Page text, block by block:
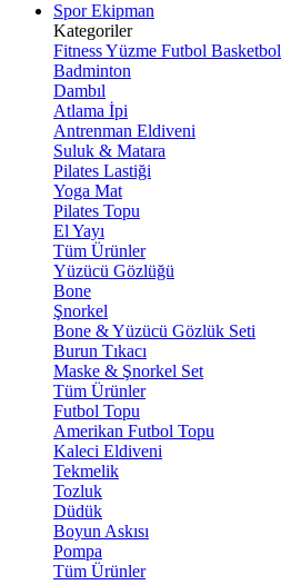
Spor Ekipman
Kategoriler
FitnessYüzme Futbol Basketbol
Badminton
Dambıl
Atlama İpi
Antrenman Eldiveni
Suluk & Matara
Pilates Lastiği
Yoga Mat
Pilates Topu
El Yayı
Tüm Ürünler
Yüzücü Gözlüğü
Bone
Şnorkel
Bone & Yüzücü Gözlük Seti
Burun Tıkacı
Maske & Şnorkel Set
Tüm Ürünler
Futbol Topu
Amerikan Futbol Topu
Kaleci Eldiveni
Tekmelik
Tozluk
Düdük
Boyun Askısı
Pompa
Tüm Ürünler